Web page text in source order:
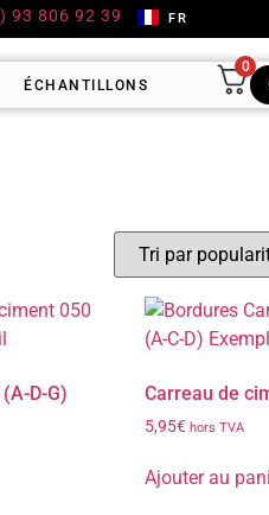
93 806 92 39 FR
ÉCHANTILLONS
0
D-G) Carreau de
5,95€ hors TVA
Ajouter au